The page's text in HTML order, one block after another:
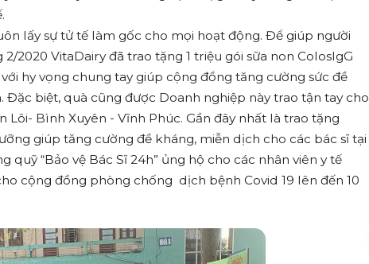
lấy sự tử tế làm gốc cho mọi hoạt động. Để giúp người
2020 VitaDairy đã trao tặng 1 triệu gói sữa non ColosIgG
hy vọng chung tay giúp cộng đồng tăng cường sức đề
biệt, quà cũng được Doanh nghiệp này trao tận tay cho
Lôi- Bình Xuyên - Vĩnh Phúc. Gần đây nhất là trao tặng
giúp tăng cường đề kháng, miễn dịch cho các bác sĩ tại
“Bảo vệ Bác Sĩ 24h” ủng hộ cho các nhân viên y tế
cộng đồng phòng chống dịch bệnh Covid 19 lên đến 10